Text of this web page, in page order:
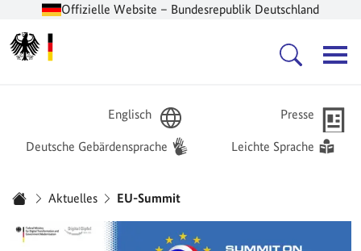
Offizielle Website – Bundesrepublik Deutschland
Englisch Presse
Deutsche Gebärdensprache Leichte Sprache
Aktuelles EU-Summit